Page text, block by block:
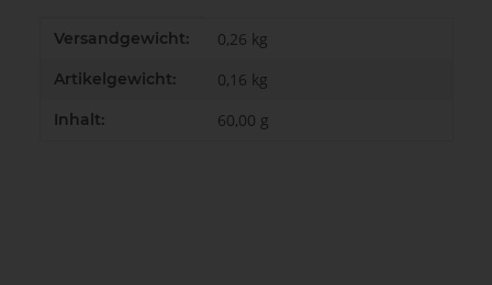
Produkteigenschaft
Wert
Versandgewicht: 0,26 kg
Artikelgewicht: 0,16 kg
Inhalt: 60,00 g